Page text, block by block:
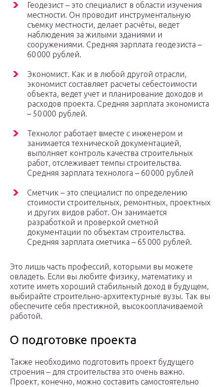
Геодезист – это специалист в области изучения
местности. Он проводит инструментальную
съемку местности, делает расчёты, ведет
наблюдения за жилыми зданиями и
сооружениями. Средняя зарплата геодезиста –
60 000 рублей.
Экономист. Как и в любой другой отрасли,
экономист составляет расчеты себестоимости
объекта, ведет учет и планирование доходов и
расходов проекта. Средняя зарплата экономиста
– 50 000 рублей.
Технолог работает вместе с инженером и
занимается технической документацией,
выполняет контроль качества строительных
работ, отслеживает темпы строительства.
Средняя зарплата технолога – 60 000 рублей
Сметчик – это специалист по определению
стоимости строительных, ремонтных, проектных
и других видов работ. Он занимается
разработкой и проверкой сметной
документации по объектам строительства.
Средняя зарплата сметчика – 65 000 рублей.
Это лишь часть профессий, которыми вы можете
овладеть. Если вы любите физику, математику и
хотите иметь хороший стабильный доход в будущем,
выбирайте строительно-архитектурные вузы. Так вы
обеспечите себя престижной, высокооплачиваемой
работой.
О подготовке проекта
Также необходимо подготовить проект будущего
строения – для строительства это очень важно.
Проект, конечно, можно составить самостоятельно